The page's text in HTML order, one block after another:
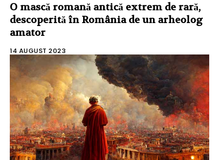
O mască romană antică extrem de rară,
descoperită în România de un arheolog
amator
14 AUGUST 2023